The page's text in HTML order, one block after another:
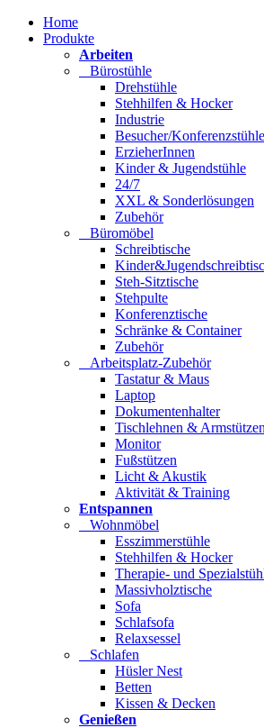
Home
Produkte
Arbeiten
Bürostühle
Drehstühle
Stehhilfen & Hocker
Industrie
Besucher/Konferenzstühle
ErzieherInnen
Kinder & Jugendstühle
24/7
XXL & Sonderlösungen
Zubehör
Büromöbel
Schreibtische
Steh-Sitztische
Stehpulte
Konferenztische
Schränke & Container
Zubehör
Arbeitsplatz-Zubehör
Tastatur & Maus
Laptop
Dokumentenhalter
Tischlehnen & Armstützen
Monitor
Fußstützen
Licht & Akustik
Aktivität & Training
Entspannen
Wohnmöbel
Esszimmerstühle
Stehhilfen & Hocker
Therapie- und
Massivholztische
Sofa
Schlafsofa
Relaxsessel
Schlafen
Hüsler Nest
Betten
Kissen & Decken
Genießen